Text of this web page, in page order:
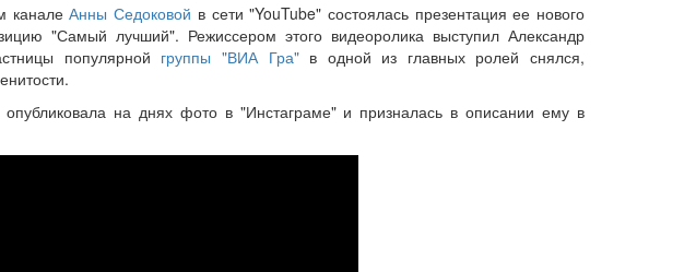
каналеАнны Седоковой в сети "YouTube" состоялась презентация ее нового
"Самый лучший". Режиссером этого видеоролика выступил Александр
популярной группы "ВИА Гра"в одной из главных ролей снялся,
на днях фото в "Инстаграме" и призналась в описании ему в